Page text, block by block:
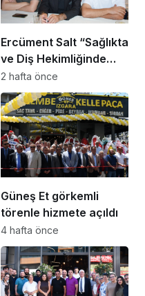
Ercüment Salt “Sağlıkta
ve Diş Hekimliğinde
Dünya Çok Önemli
Noktaya Geldi”
2 hafta önce
Güneş Et görkemli
törenle hizmete açıldı
4 hafta önce